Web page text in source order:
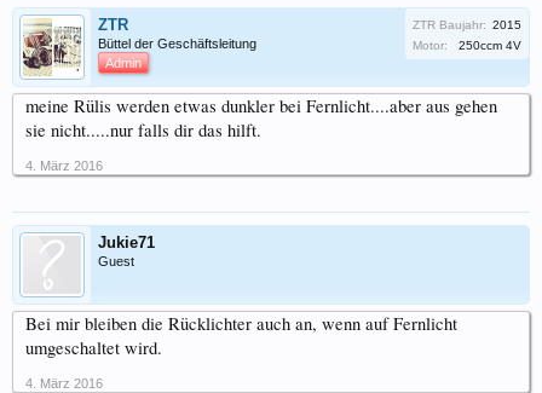
ZTR
Büttel der Geschäftsleitung
Admin
ZTR Baujahr: 2015
Motor:
250ccm 4V
meine Rülis werden etwas dunkler bei Fernlicht....aber aus gehen
sie nicht.....nur falls dir das hilft.
4. März 2016
Jukie71
Guest
Bei mir bleiben die Rücklichter auch an, wenn auf Fernlicht
umgeschaltet wird.
4. März 2016